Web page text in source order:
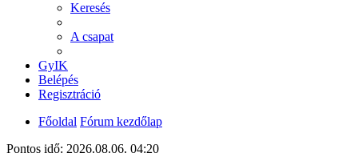
Keresés
A csapat
GyIK
Belépés
Regisztráció
Főoldal Fórum kezdőlap
Pontos idő: 2026.08.06. 04:20